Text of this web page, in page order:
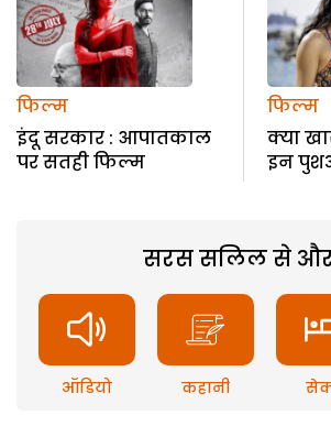
फिल्म
इंदू सरकार : आपातकाल
पर सतही फिल्म
फिल्म
क्या
इन
सरस सलिल से
ऑडियो कहानी